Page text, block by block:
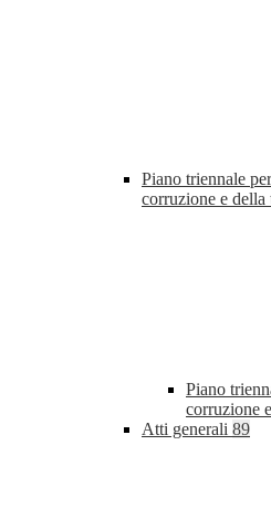
Piano triennale
corruzione e della
Piano
corruzione
Atti generali 89